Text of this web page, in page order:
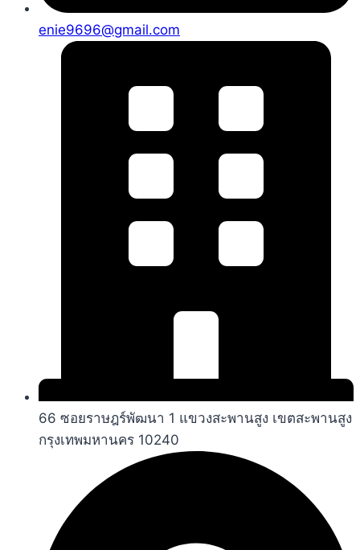
enie9696@gmail.com
66 ซอยราษฎร์พัฒนา 1 แขวงสะพานสูง เขตสะพานสูง
กรุงเทพมหานคร 10240